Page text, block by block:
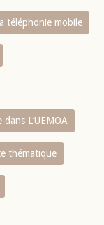
téléphonie mobile
L‘UEMOA
thématique